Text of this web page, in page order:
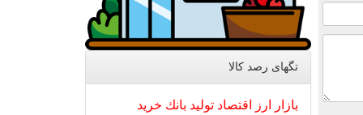
تگهای رصد كالا
بازار ارز اقتصاد تولید بانك خرید